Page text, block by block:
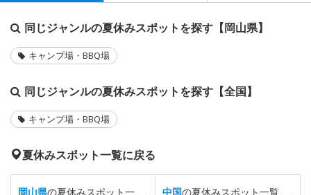
同じジャンルの夏休みスポットを探す【岡山県】
キャンプ場・BBQ場
同じジャンルの夏休みスポットを探す【全国】
キャンプ場・BBQ場
夏休みスポット一覧に戻る
岡山県の夏休みスポット一
中国の夏休みスポット一覧